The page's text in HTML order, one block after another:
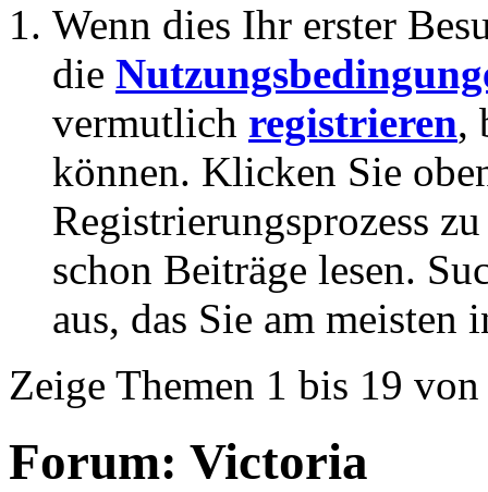
Wenn dies Ihr erster
die
vermutlich registrieren,
können. Klicken Sie
Registrierungsprozess
schon Beiträge lesen.
aus, das Sie am meisten
Zeige Themen 1 bis 19
Forum: Victoria